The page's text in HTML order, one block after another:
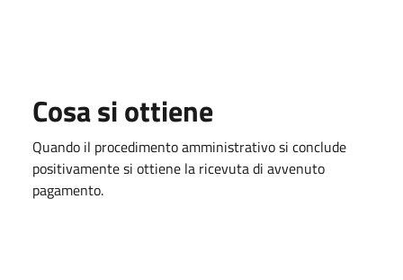
Cosa si ottiene
Quando il procedimento amministrativo si conclude
positivamente si ottiene la ricevuta di avvenuto
pagamento.